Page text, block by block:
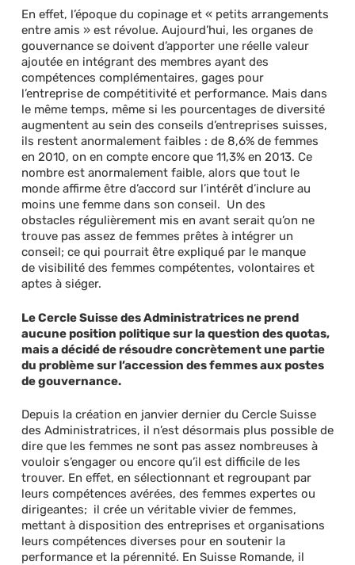
En effet, l’époque du copinage et « petits arrangements
entre amis » est révolue. Aujourd’hui, les organes de
gouvernance se doivent d’apporter une réelle valeur
ajoutée en intégrant des membres ayant des
compétences complémentaires, gages pour
l’entreprise de compétitivité et performance. Mais dans
le même temps, même si les pourcentages de diversité
augmentent au sein des conseils d’entreprises suisses,
ils restent anormalement faibles : de 8,6% de femmes
en 2010, on en compte encore que 11,3% en 2013. Ce
nombre est anormalement faible, alors que tout le
monde affirme être d’accord sur l’intérêt d’inclure au
moins une femme dans son conseil. Un des
obstacles régulièrement mis en avant serait qu’on ne
trouve pas assez de femmes prêtes à intégrer un
conseil; ce qui pourrait être expliqué par le manque
de visibilité des femmes compétentes, volontaires et
aptes à siéger.
Le Cercle Suisse des Administratrices ne prend
aucune position politique sur la question des quotas,
mais a décidé de résoudre concrètement une partie
du problème sur l’accession des femmes aux postes
de gouvernance.
Depuis la création en janvier dernier du Cercle Suisse
des Administratrices, il n’est désormais plus possible de
dire que les femmes ne sont pas assez nombreuses à
vouloir s’engager ou encore qu’il est difficile de les
trouver. En effet, en sélectionnant et regroupant par
leurs compétences avérées, des femmes expertes ou
dirigeantes; il crée un véritable vivier de femmes,
mettant à disposition des entreprises et organisations
leurs compétences diverses pour en soutenir la
performance et la pérennité. En Suisse Romande, il